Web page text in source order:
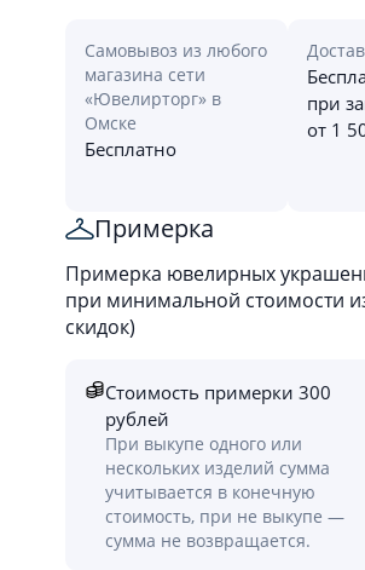
Самовывоз из любого
магазина сети
«Ювелирторг» в
Омске
Бесплатно
при
от 1
Примерка
Примерка ювелирных
при минимальной стоимости
скидок)
Стоимость примерки 300
рублей
При выкупе одного или
нескольких изделий сумма
учитывается в конечную
стоимость, при не выкупе —
сумма не возвращается.